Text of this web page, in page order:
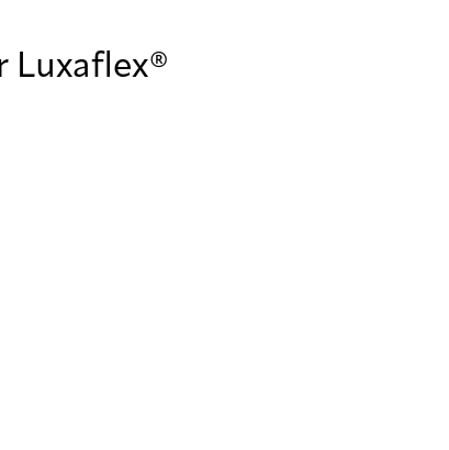
Luxaflex®